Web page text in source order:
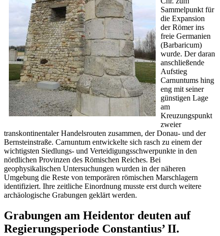
Sammelpunkt für
die Expansion
der Römer ins
freie Germanien
(Barbaricum)
wurde. Der daran
anschließende
Aufstieg
Carnuntums hing
eng mit seiner
günstigen Lage
am
Kreuzungspunkt
zweier
transkontinentaler Handelsrouten zusammen, der Donau- und der
Bernsteinstraße. Carnuntum entwickelte sich rasch zu einem der
wichtigsten Siedlungs- und Verteidigungsschwerpunkte in den
nördlichen Provinzen des Römischen Reiches. Bei
geophysikalischen Untersuchungen wurden in der näheren
Umgebung die Reste von temporären römischen Marschlagern
identifiziert. Ihre zeitliche Einordnung musste erst durch weitere
archäologische Grabungen geklärt werden.
Grabungen am Heidentor deuten auf
Regierungsperiode Constantius’ II.